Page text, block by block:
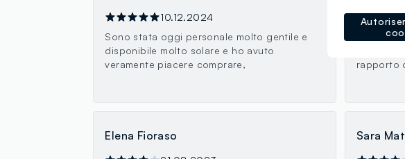
10.12.2024
Sono stata oggi personale molto gentile e
disponibile molto solare e ho avuto
veramente piacere comprare,
Vasto
rapporto
Elena Fioraso Sara